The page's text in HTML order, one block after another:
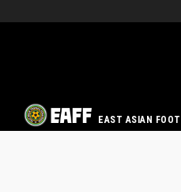
EAST ASIAN